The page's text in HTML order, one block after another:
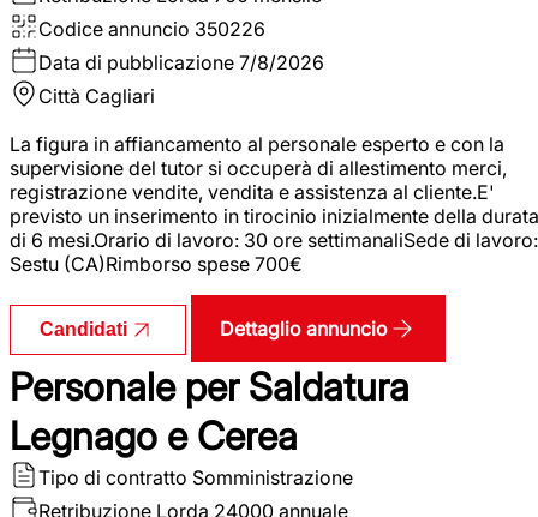
Codice annuncio 350226
Data di pubblicazione 7/8/2026
Città Cagliari
La figura in affiancamento al personale esperto e con la
supervisione del tutor si occuperà di allestimento merci,
registrazione vendite, vendita e assistenza al cliente.E'
previsto un inserimento in tirocinio inizialmente della durata
di 6 mesi.Orario di lavoro: 30 ore settimanaliSede di lavoro:
Sestu (CA)Rimborso spese 700€
Candidati Dettaglio annuncio
Personale per Saldatura
Legnago e Cerea
Tipo di contratto Somministrazione
Retribuzione Lorda 24000 annuale